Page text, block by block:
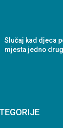
Slučaj kad djeca
mjesta jedno